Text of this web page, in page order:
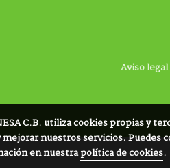
Aviso legal
C.B. utiliza cookies propias y
nuestros servicios.
en nuestrapolítica de cookies.